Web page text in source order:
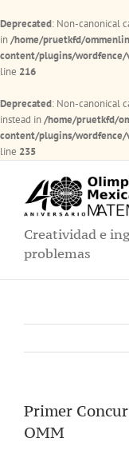
Deprecated: Non-canonical
in/home/pruetkfd/
content/plugins/
line 216
Deprecated: Non-canonical
instead in/home/pruetkfd/
content/plugins/
line 235
contenido
Creatividad e
problemas
Primer
OMM